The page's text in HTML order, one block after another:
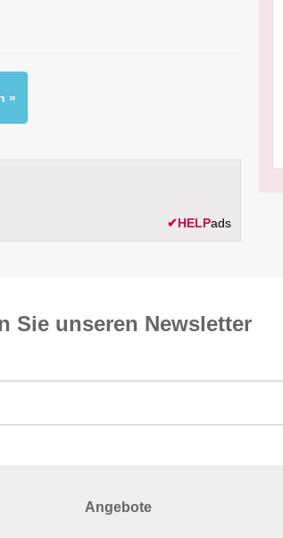
»
✔HELPads
Sie unseren News­letter
Angebote